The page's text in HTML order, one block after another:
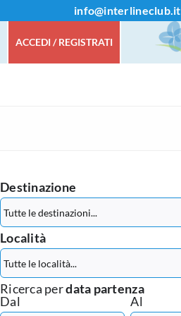
info@interlineclub.it
ACCEDI / REGISTRATI
Destinazione
Località
Ricerca perdata partenza
Dal
Al